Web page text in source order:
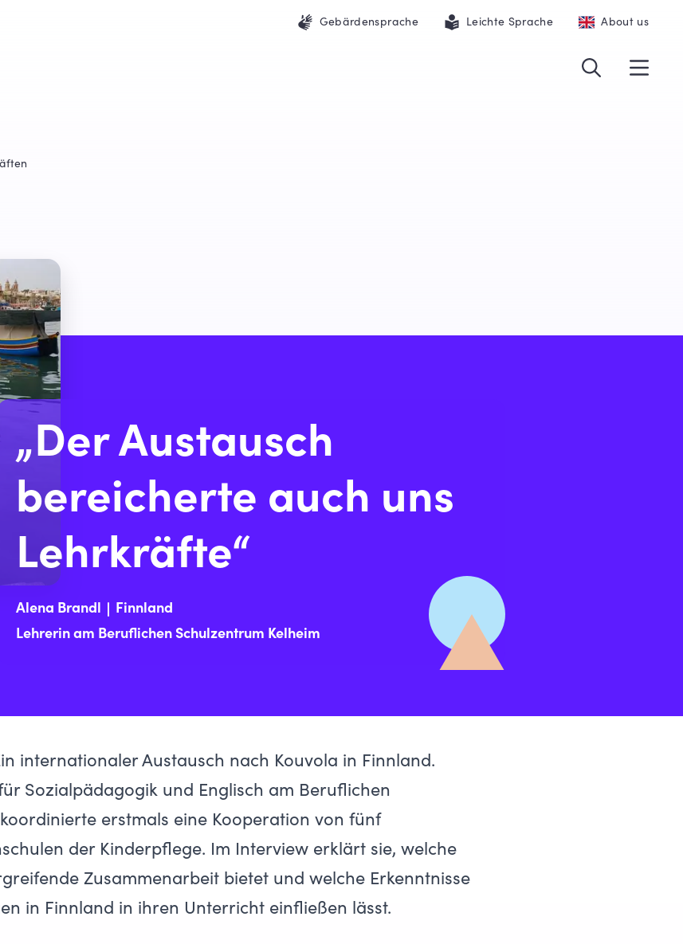
Gebärdensprache Leichte Sprache About us
„Der Austausch
bereicherte auch uns
Lehrkräfte“
Alena Brandl
Finnland
Lehrerin am Beruflichen Schulzentrum Kelheim
internationaler Austausch nach Kouvola in Finnland.
Sozialpädagogik und Englisch am Beruflichen
erstmals eine Kooperation von fünf
der Kinderpflege. Im Interview erklärt sie, welche
Zusammenarbeit bietet und welche Erkenntnisse
in Finnland in ihren Unterricht einfließen lässt.